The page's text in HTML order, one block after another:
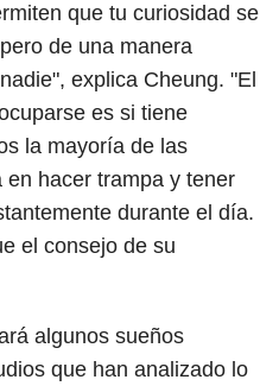
que tu curiosidad se
de una manera
explica Cheung. "El
es si tiene
la mayoría de las
hacer trampa y tener
durante el día.
el consejo de su
algunos sueños
que han analizado lo